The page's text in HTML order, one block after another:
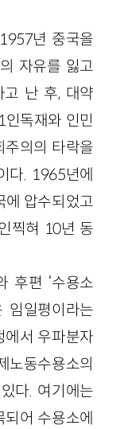
년 중국을
자유를 잃고
고 난 후, 대약
인독재와 인민
주의의 타락을
다. 1965년에
에 압수되었고
찍혀 10년 동
후편 ‘수용소
임일평이라는
에서 우파분자
노동수용소의
다. 여기에는
어 수용소에